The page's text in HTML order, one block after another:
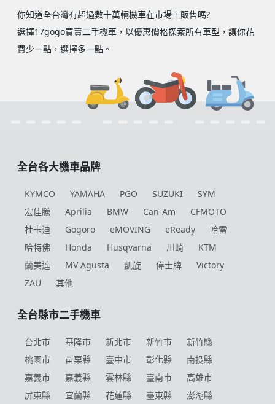
你知道全台灣有超過數十萬輛機車在市場上販售嗎?
選擇17gogo買賣二手機車，以優惠價格探索所有車型，讓你花
費少一點，選擇多一點。
全台各大機車品牌
KYMCO YAMAHA PGO SUZUKI
SYM
宏佳騰
Aprilia BMW Can-Am
CFMOTO
杜卡迪
Gogoro eMOVING eReady
哈雷
哈特佛
Honda Husqvarna 川崎
KTM
蘭美達
MV Agusta 凱旋 偉士牌
Victory
ZAU
其他
全台縣市二手機車
台北市 基隆市 新北市 新竹市
新竹縣
桃園市
苗栗縣 臺中市 彰化縣
南投縣
嘉義市
嘉義縣 雲林縣 臺南市
高雄市
屏東縣
宜蘭縣 花蓮縣 臺東縣
澎湖縣